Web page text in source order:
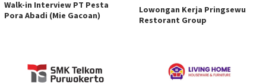
Walk-in Interview PT Pesta
Pora Abadi (Mie Gacoan)
Lowongan Kerja Pringsewu
Restorant Group